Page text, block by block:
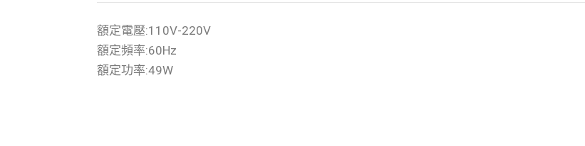
額定電壓:110V-220V
額定頻率:60Hz
額定功率:49W